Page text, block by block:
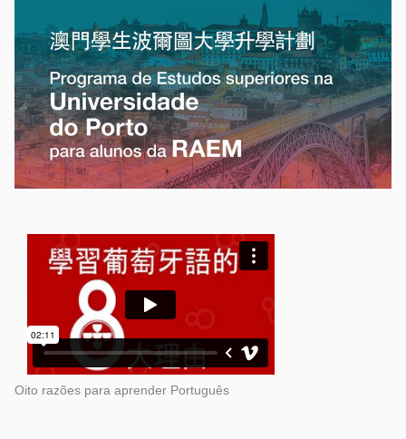
Oito razões para aprender Português